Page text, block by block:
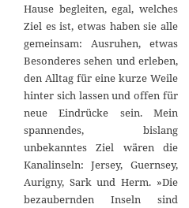
Hause begleiten, egal, welches
Ziel es ist, etwas haben sie alle
gemeinsam: Ausruhen, etwas
Besonderes sehen und erleben,
den Alltag für eine kurze Weile
hinter sich lassen und offen für
neue Eindrücke sein. Mein
spannendes, bislang
unbekanntes Ziel wären die
Kanalinseln: Jersey, Guernsey,
Aurigny, Sark und Herm. »Die
bezaubernden Inseln sind